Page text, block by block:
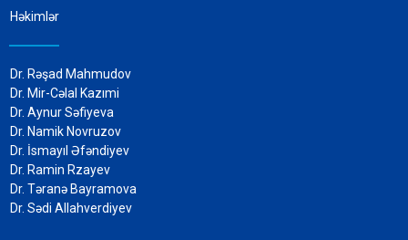
Həkimlər
Dr. Rəşad Mahmudov
Dr. Mir-Cəlal Kazımi
Dr. Aynur Səfiyeva
Dr. Namik Novruzov
Dr. İsmayıl Əfəndiyev
Dr. Ramin Rzayev
Dr. Təranə Bayramova
Dr. Sədi Allahverdiyev